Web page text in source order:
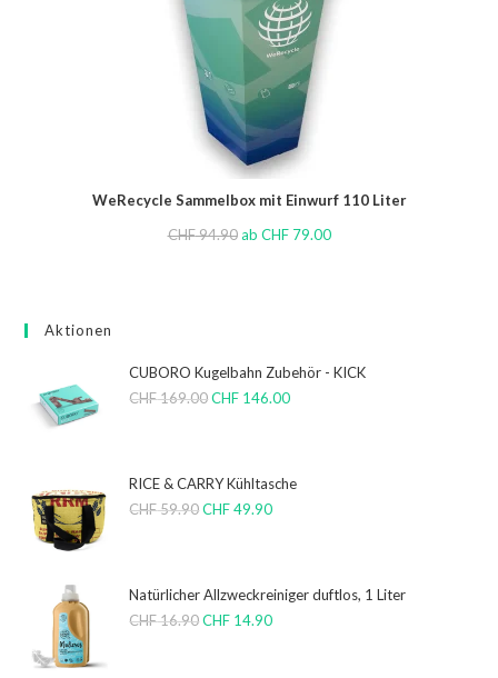
WeRecycle Sammelbox mit Einwurf 110 Liter
CHF94.90 ab CHF79.00
Aktionen
CUBORO Kugelbahn Zubehör - KICK
CHF169.00 CHF 146.00
RICE & CARRY Kühltasche
CHF59.90 CHF49.90
Natürlicher Allzweckreiniger duftlos, 1 Liter
CHF16.90 CHF 14.90